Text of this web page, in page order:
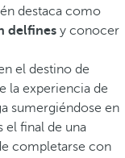
destaca como
delfines y conocer
el destino de
la experiencia de
sumergiéndose en
el final de una
completarse con